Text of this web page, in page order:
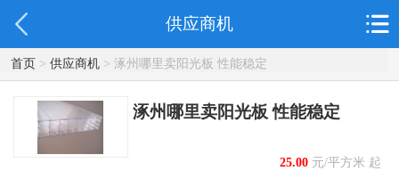
供应商机
首页> 供应商机> 涿州哪里卖阳光板 性能稳定
涿州哪里卖阳光板 性能稳定
25.00元/平方米 起